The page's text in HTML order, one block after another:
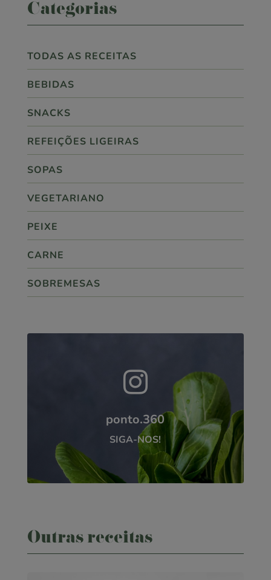
Categorias
TODAS AS RECEITAS
BEBIDAS
SNACKS
REFEIÇÕES LIGEIRAS
SOPAS
VEGETARIANO
PEIXE
CARNE
SOBREMESAS

ponto.360
SIGA-NOS!
Outras receitas